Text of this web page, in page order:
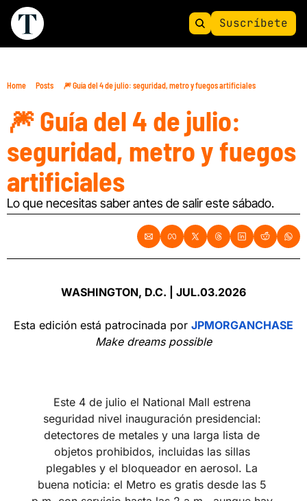
Suscríbete
Home Posts 🎆 Guía del 4 de julio: seguridad, metro y fuegos artificiales
🎆 Guía del 4 de julio:
seguridad, metro y fuegos
artificiales
Lo que necesitas saber antes de salir este sábado.
WASHINGTON, D.C. | JUL.03.2026
Esta edición está patrocinada por JPMORGANCHASE
Make dreams possible
Este 4 de julio el National Mall estrena
seguridad nivel inauguración presidencial:
detectores de metales y una larga lista de
objetos prohibidos, incluidas las sillas
plegables y el bloqueador en aerosol. La
buena noticia: el Metro es gratis desde las 5